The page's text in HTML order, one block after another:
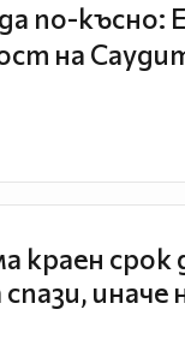
по-късно:
на
краен
иначе